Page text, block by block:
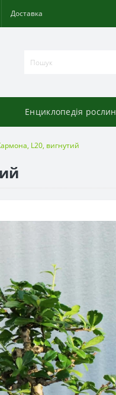
Доставка
Енциклопедія рослин
L20, вигнутий